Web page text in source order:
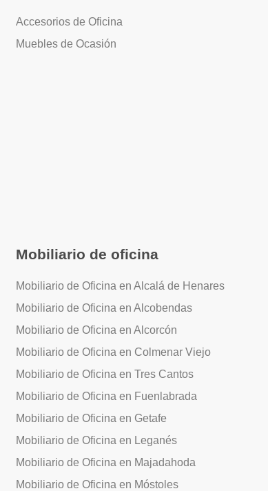
Accesorios de Oficina
Muebles de Ocasión
Mobiliario de oficina
Mobiliario de Oficina en Alcalá de Henares
Mobiliario de Oficina en Alcobendas
Mobiliario de Oficina en Alcorcón
Mobiliario de Oficina en Colmenar Viejo
Mobiliario de Oficina en Tres Cantos
Mobiliario de Oficina en Fuenlabrada
Mobiliario de Oficina en Getafe
Mobiliario de Oficina en Leganés
Mobiliario de Oficina en Majadahoda
Mobiliario de Oficina en Móstoles